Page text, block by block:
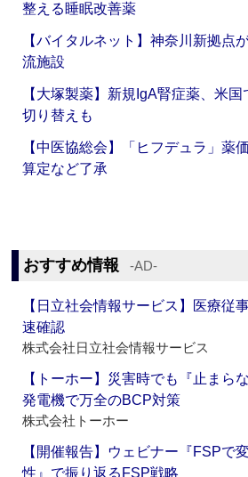
整える睡眠改善薬
【バイタルネット】神奈川新拠点
流施設
【大塚製薬】新規IgA腎症薬、米
切り替えも
【中医協総会】「ヒフデュラ」薬
算定など了承
おすすめ情報 ‐AD‐
【日立社会情報サービス】医療従
速確認
株式会社日立社会情報サービス
【トーホー】災害時でも『止ま
発電機で万全のBCP対策
株式会社トーホー
【開催報告】ウェビナー『FSPで
性』で振り返るFSP戦略